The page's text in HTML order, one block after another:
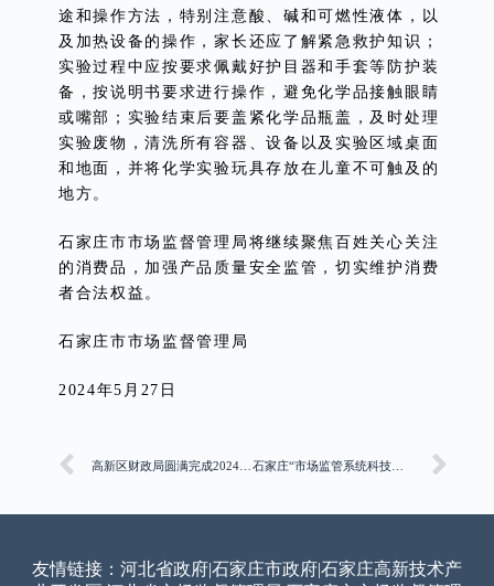
途和操作方法，特别注意酸、碱和可燃性液体，以
及加热设备的操作，家长还应了解紧急救护知识；
实验过程中应按要求佩戴好护目器和手套等防护装
备，按说明书要求进行操作，避免化学品接触眼睛
或嘴部；实验结束后要盖紧化学品瓶盖，及时处理
实验废物，清洗所有容器、设备以及实验区域桌面
和地面，并将化学实验玩具存放在儿童不可触及的
地方。
石家庄市市场监督管理局将继续聚焦百姓关心关注
的消费品，加强产品质量安全监管，切实维护消费
者合法权益。
石家庄市市场监督管理局
2024年5月27日
高新区财政局圆满完成2024年度全国会计专业技术初级资格考试石家庄学院南校考区各项工作
友情链接： 河北省政府|石家庄市政府|石家庄高新技术产